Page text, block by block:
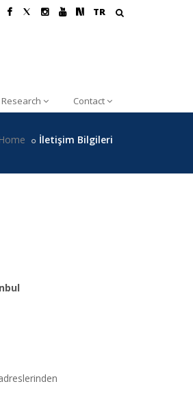
TR
Research Contact
Home İletişim Bilgileri